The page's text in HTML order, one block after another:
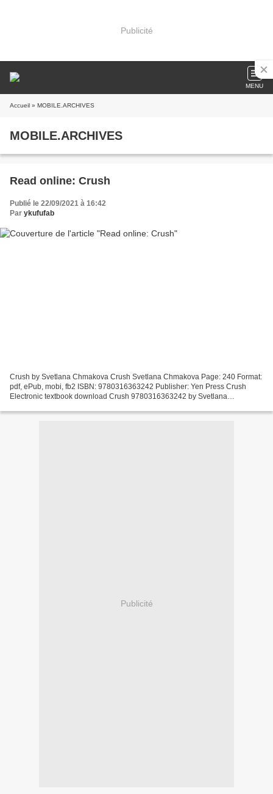
Publicité
MENU
Accueil » MOBILE.ARCHIVES
MOBILE.ARCHIVES
Read online: Crush
Publié le 22/09/2021 à 16:42
Par ykufufab
Crush by Svetlana Chmakova Crush Svetlana Chmakova Page: 240 Format:
pdf, ePub, mobi, fb2 ISBN: 9780316363242 Publisher: Yen Press Crush
Electronic textbook download Crush 9780316363242 by Svetlana
Publicité